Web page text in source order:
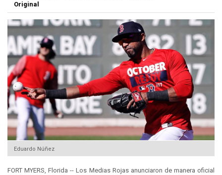
Original
Eduardo Núñez
FORT MYERS, Florida -- Los Medias Rojas anunciaron de manera oficial